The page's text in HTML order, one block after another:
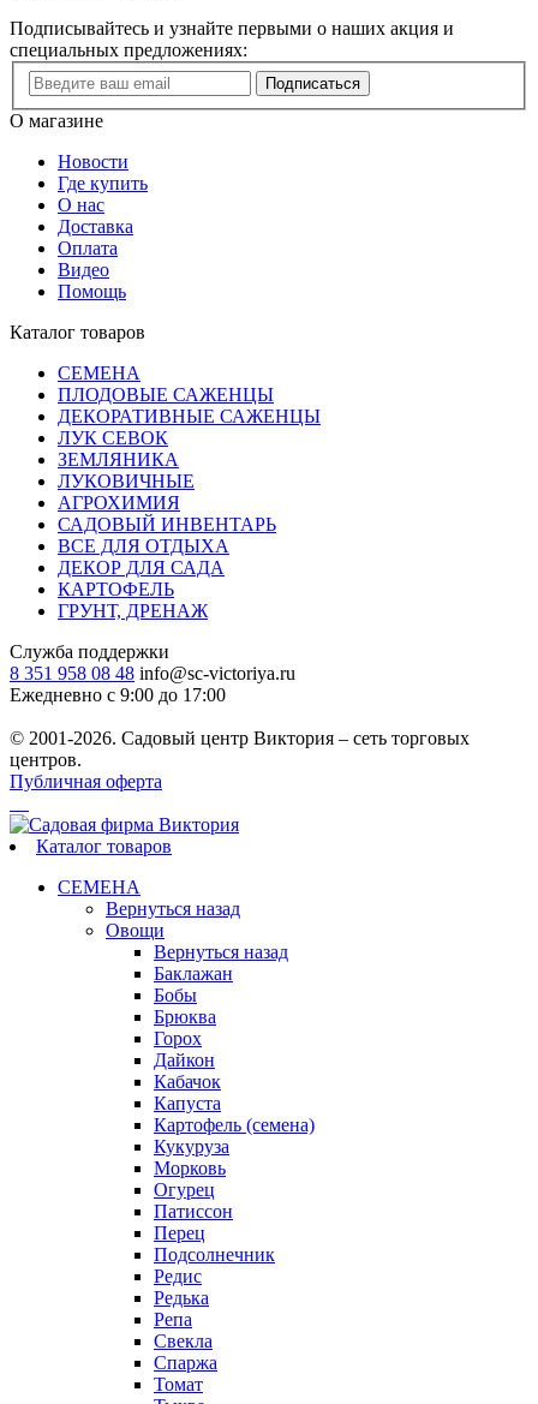
Подписывайтесь и узнайте первыми о наших акция и
специальных предложениях:
Подписаться
О магазине
Новости
Где купить
О нас
Доставка
Оплата
Видео
Помощь
Каталог товаров
СЕМЕНА
ПЛОДОВЫЕ САЖЕНЦЫ
ДЕКОРАТИВНЫЕ САЖЕНЦЫ
ЛУК СЕВОК
ЗЕМЛЯНИКА
ЛУКОВИЧНЫЕ
АГРОХИМИЯ
САДОВЫЙ ИНВЕНТАРЬ
ВСЕ ДЛЯ ОТДЫХА
ДЕКОР ДЛЯ САДА
КАРТОФЕЛЬ
ГРУНТ, ДРЕНАЖ
Служба поддержки
8 351 958 08 48 info@sc-victoriya.ru
Ежедневно с 9:00 до 17:00
© 2001-2026. Садовый центр Виктория – сеть торговых
центров.
Публичная оферта
Каталог товаров
СЕМЕНА
Вернуться назад
Овощи
Вернуться назад
Баклажан
Бобы
Брюква
Горох
Дайкон
Кабачок
Капуста
Картофель (семена)
Кукуруза
Морковь
Огурец
Патиссон
Перец
Подсолнечник
Редис
Редька
Репа
Свекла
Спаржа
Томат